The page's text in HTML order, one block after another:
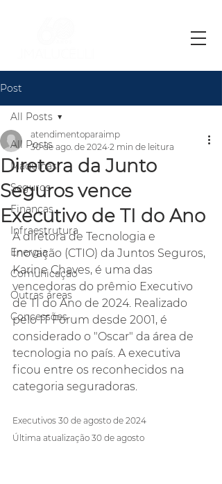
Post
All Posts
Máquinas
Seguros
Finanças
Infraestrutura
Energia
Comunicação
Outras áreas
Concessões
All Posts
Diretora da Junto
Seguros vence
Executivo de TI do Ano
atendimentoparaimp
30 de ago. de 2024 2 min de leitura
A diretora de Tecnologia e
Inovação (CTIO) da Juntos Seguros,
Karine Chaves, é uma das
vencedoras do prêmio Executivo
de TI do Ano de 2024. Realizado
pelo IT Forum desde 2001, é
considerado o "Oscar" da área de
tecnologia no país. A executiva
ficou entre os reconhecidos na
categoria seguradoras.
Executivos 30 de agosto de 2024
Última atualização 30 de agosto